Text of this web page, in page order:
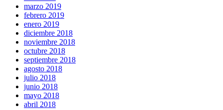
marzo 2019
febrero 2019
enero 2019
diciembre 2018
noviembre 2018
octubre 2018
septiembre 2018
agosto 2018
julio 2018
junio 2018
mayo 2018
abril 2018